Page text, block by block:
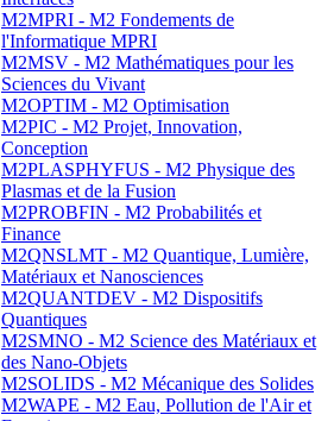
M2MPRI - M2 Fondements de
l'Informatique MPRI
M2MSV - M2 Mathématiques pour les
Sciences du Vivant
M2OPTIM - M2 Optimisation
M2PIC - M2 Projet, Innovation,
Conception
M2PLASPHYFUS - M2 Physique des
Plasmas et de la Fusion
M2PROBFIN - M2 Probabilités et
Finance
M2QNSLMT - M2 Quantique, Lumière,
Matériaux et Nanosciences
M2QUANTDEV - M2 Dispositifs
Quantiques
M2SMNO - M2 Science des Matériaux et
des Nano-Objets
M2SOLIDS - M2 Mécanique des Solides
M2WAPE - M2 Eau, Pollution de l'Air et